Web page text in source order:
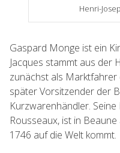
Henri-
Gaspard Monge ist ein
Jacques stammt aus der
zunächst als
später Vorsitzender der
Kurzwarenhändler.
Rousseaux, ist in
1746 auf die Welt kommt.